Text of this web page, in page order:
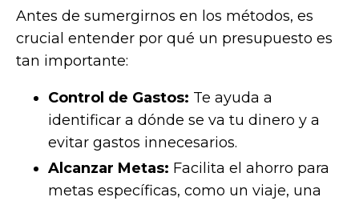
Antes de sumergirnos en los métodos, es
crucial entender por qué un presupuesto es
tan importante:
Control de Gastos: Te ayuda a
identificar a dónde se va tu dinero y a
evitar gastos innecesarios.
Alcanzar Metas: Facilita el ahorro para
metas específicas, como un viaje, una